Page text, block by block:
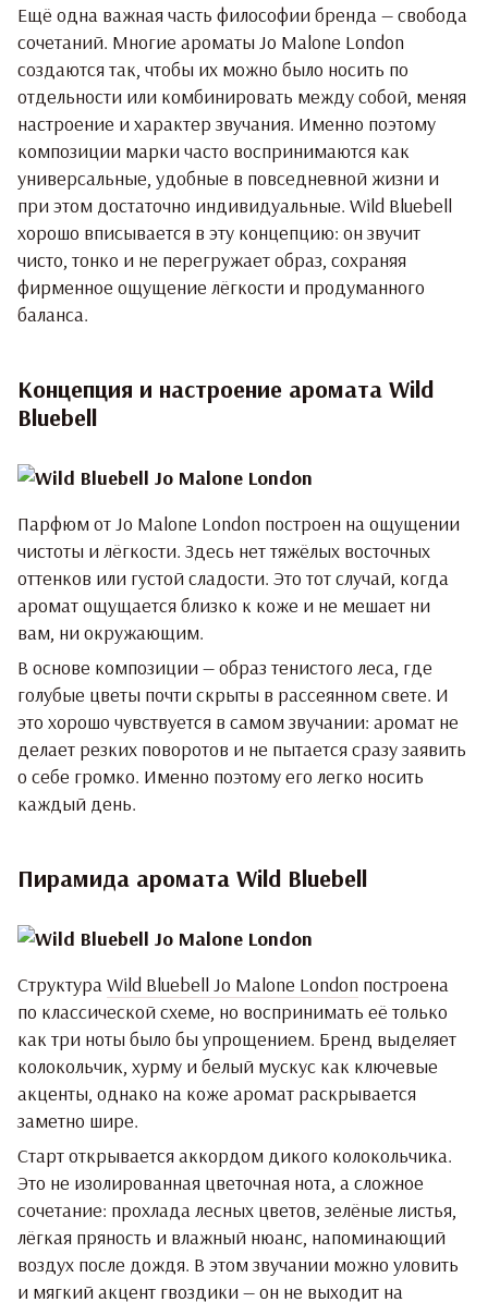
Ещё одна важная часть философии бренда — свобода
сочетаний. Многие ароматы Jo Malone London
создаются так, чтобы их можно было носить по
отдельности или комбинировать между собой, меняя
настроение и характер звучания. Именно поэтому
композиции марки часто воспринимаются как
универсальные, удобные в повседневной жизни и
при этом достаточно индивидуальные. Wild Bluebell
хорошо вписывается в эту концепцию: он звучит
чисто, тонко и не перегружает образ, сохраняя
фирменное ощущение лёгкости и продуманного
баланса.
Концепция и настроение аромата Wild
Bluebell
Парфюм от Jo Malone London построен на ощущении
чистоты и лёгкости. Здесь нет тяжёлых восточных
оттенков или густой сладости. Это тот случай, когда
аромат ощущается близко к коже и не мешает ни
вам, ни окружающим.
В основе композиции — образ тенистого леса, где
голубые цветы почти скрыты в рассеянном свете. И
это хорошо чувствуется в самом звучании: аромат не
делает резких поворотов и не пытается сразу заявить
о себе громко. Именно поэтому его легко носить
каждый день.
Пирамида аромата Wild Bluebell
СтруктураWild Bluebell Jo Malone London построена
по классической схеме, но воспринимать её только
как три ноты было бы упрощением. Бренд выделяет
колокольчик, хурму и белый мускус как ключевые
акценты, однако на коже аромат раскрывается
заметно шире.
Старт открывается аккордом дикого колокольчика.
Это не изолированная цветочная нота, а сложное
сочетание: прохлада лесных цветов, зелёные листья,
лёгкая пряность и влажный нюанс, напоминающий
воздух после дождя. В этом звучании можно уловить
и мягкий акцент гвоздики — он не выходит на